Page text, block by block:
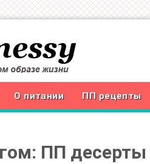
О питании ПП рецепты
ПП десерты